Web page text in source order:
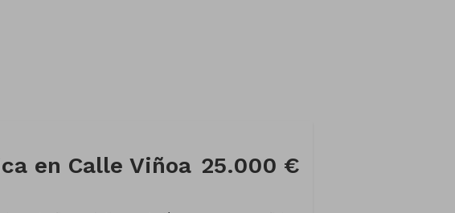
en Calle Viñoa 25.000 €